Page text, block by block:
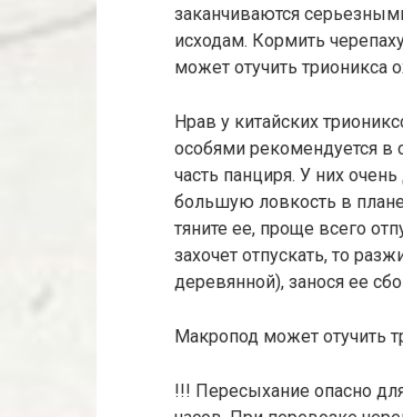
заканчиваются
исходам. Кормить
может отучить трионикса
Нрав у китайских
особями рекомендуется в
часть панциря. У них
большую ловкость в плане
тяните ее, проще всего
захочет отпускать, то
деревянной), занося ее
Макропод может отучить
!!! Пересыхание опасно